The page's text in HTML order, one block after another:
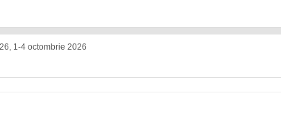
1-4 octombrie 2026